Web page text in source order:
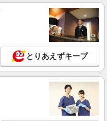
とりあえずキープ